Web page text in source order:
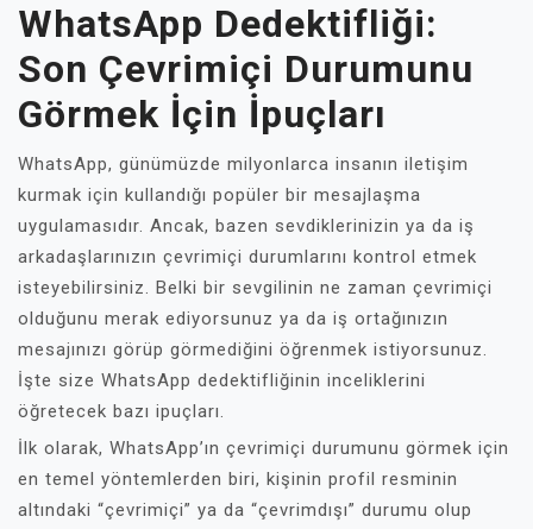
WhatsApp Dedektifliği:
Son Çevrimiçi Durumunu
Görmek İçin İpuçları
WhatsApp, günümüzde milyonlarca insanın iletişim
kurmak için kullandığı popüler bir mesajlaşma
uygulamasıdır. Ancak, bazen sevdiklerinizin ya da iş
arkadaşlarınızın çevrimiçi durumlarını kontrol etmek
isteyebilirsiniz. Belki bir sevgilinin ne zaman çevrimiçi
olduğunu merak ediyorsunuz ya da iş ortağınızın
mesajınızı görüp görmediğini öğrenmek istiyorsunuz.
İşte size WhatsApp dedektifliğinin inceliklerini
öğretecek bazı ipuçları.
İlk olarak, WhatsApp’ın çevrimiçi durumunu görmek için
en temel yöntemlerden biri, kişinin profil resminin
altındaki “çevrimiçi” ya da “çevrimdışı” durumu olup